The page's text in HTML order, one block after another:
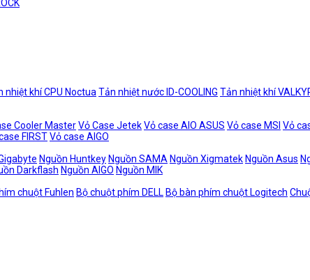
nhiệt khí CPU Noctua Tản nhiệt nước ID-COOLING Tản nhiệt khí
Cooler MasterVỏ Case JetekVỏ case AIO ASUS Vỏ case MSI Vỏ
FIRSTVỏ case AIGO
Nguồn Huntkey Nguồn SAMA Nguồn Xigmatek Nguồn Asus
Darkflash Nguồn AIGO Nguồn MIK
chuột Fuhlen Bộ chuột phím DELL Bộ bàn phím chuột Logitech